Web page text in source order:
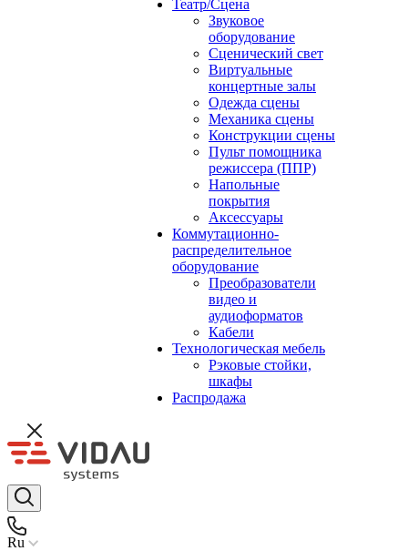
Театр/Сцена
Звуковое
оборудование
Сценический свет
Виртуальные
концертные залы
Одежда сцены
Механика сцены
Конструкции сцены
Пульт помощника
режиссера (ППР)
Напольные
покрытия
Аксессуары
Коммутационно-
распределительное
оборудование
Преобразователи
видео и
аудиоформатов
Кабели
Технологическая мебель
Рэковые стойки,
шкафы
Распродажа
Ru